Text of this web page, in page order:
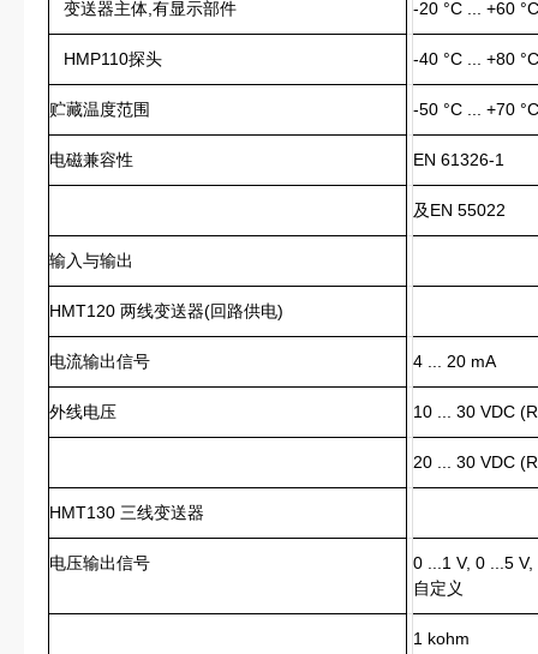
变送器主体,有显示部件 -20 °C ... +60 °C
HMP110探头 -40 °C ... +80 °C
贮藏温度范围 -50 °C ... +70 °C
电磁兼容性 EN 61326-1
及EN 55022
输入与输出
HMT120 两线变送器(回路供电)
电流输出信号 4 ... 20 mA
外线电压 10 ... 30 VDC
20 ... 30 VDC
HMT130 三线变送器
电压输出信号
0 ...1 V, 0 ...5
自定义
1 kohm